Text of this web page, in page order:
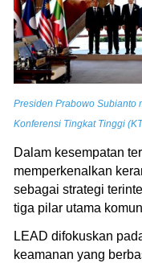
Presiden Prabowo Subianto
Konferensi Tingkat Tinggi
Dalam kesempatan
memperkenalkan
sebagai strategi
tiga pilar utama
LEAD difokuskan
keamanan yang